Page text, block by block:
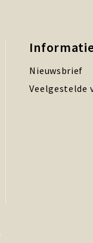
Nieuwsbrief
Veelgestelde